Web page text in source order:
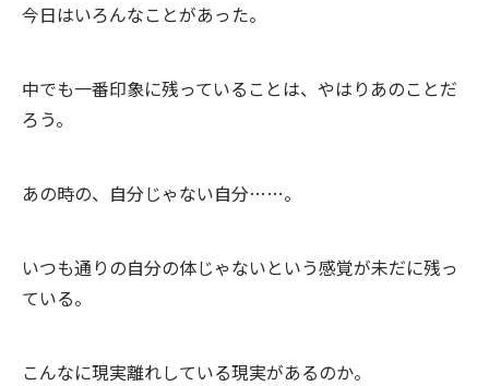
今日はいろんなことがあった。
中でも一番印象に残っていることは、やはりあのことだ
ろう。
あの時の、自分じゃない自分……。
いつも通りの自分の体じゃないという感覚が未だに残っ
ている。
こんなに現実離れしている現実があるのか。